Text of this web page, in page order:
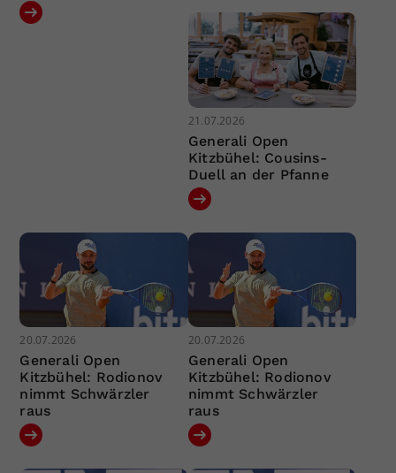
21.07.2026
Generali Open
Kitzbühel: Cousins-
Duell an der Pfanne
20.07.2026
Generali Open
Kitzbühel: Rodionov
nimmt Schwärzler
raus
20.07.2026
Generali Open
Kitzbühel: Rodionov
nimmt Schwärzler
raus